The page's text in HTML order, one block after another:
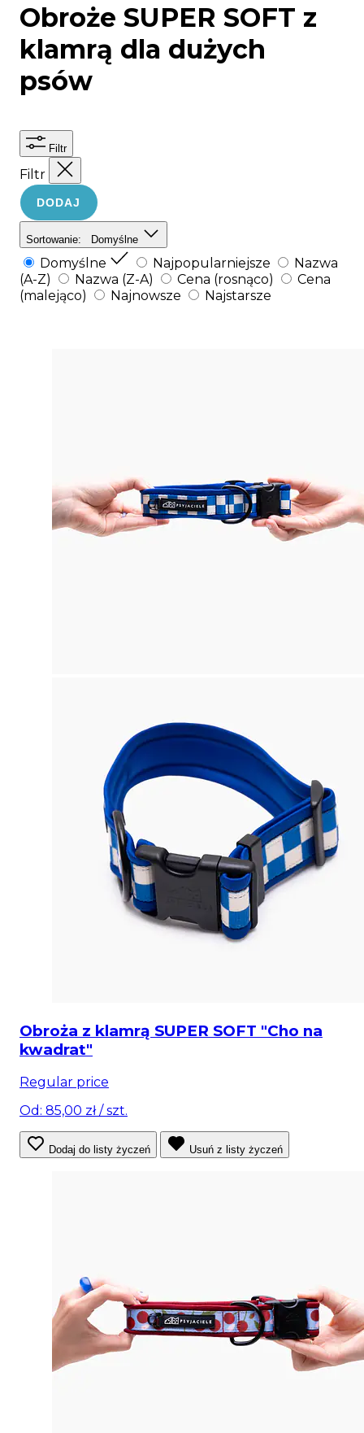
Obroże SUPER SOFT z
klamrą dla dużych
psów
Filtr
Filtr
DODAJ
Sortowanie: Domyślne
Domyślne Najpopularniejsze
Nazwa
(A-Z)
Nazwa (Z-A) Cena (rosnąco)
Cena
(malejąco)
Najnowsze Najstarsze
Obroża z klamrą SUPER SOFT "Cho na
kwadrat"
Regular price
Od: 85,00 zł/ szt.
Dodaj do listy życzeń Usuń z listy życzeń